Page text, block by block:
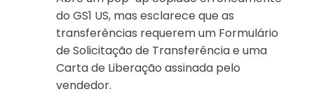
do GS1 US, mas esclarece que as
transferências requerem um Formulário
de Solicitação de Transferência e uma
Carta de Liberação assinada pelo
vendedor.